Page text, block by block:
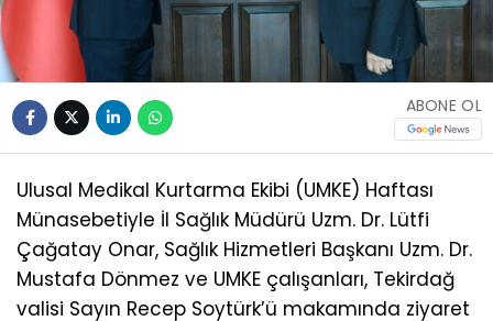
ABONE OL
Ulusal Medikal Kurtarma Ekibi (UMKE) Haftası
Münasebetiyle İl Sağlık Müdürü Uzm. Dr. Lütfi
Çağatay Onar, Sağlık Hizmetleri Başkanı Uzm. Dr.
Mustafa Dönmez ve UMKE çalışanları, Tekirdağ
valisi Sayın Recep Soytürk’ü makamında ziyaret